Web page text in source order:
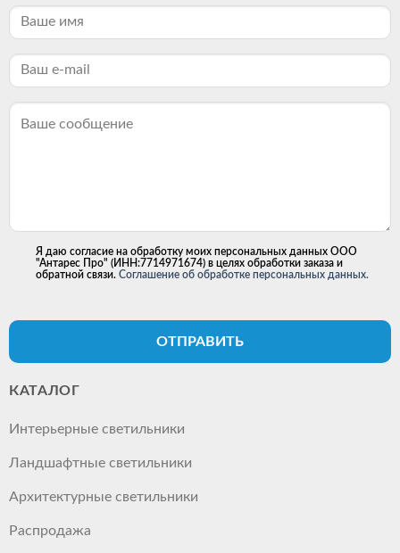
Я даю согласие на обработку моих персональных данных ООО
"Антарес Про" (ИНН:7714971674) в целях обработки заказа и
обратной связи. Соглашение об обработке персональных данных.
ОТПРАВИТЬ
КАТАЛОГ
Интерьерные светильники
Ландшафтные светильники
Архитектурные светильники
Распродажа